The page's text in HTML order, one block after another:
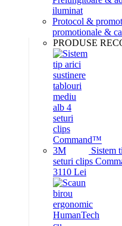
iluminat
Protocol &
promotionale &
PRODUSE
Sistem
seturi clips
3110 Lei